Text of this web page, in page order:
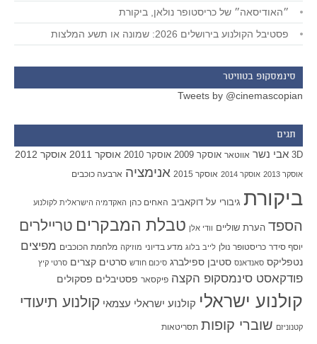
״האודיסאה״ של כריסטופר נולאן, ביקורת
פסטיבל הקולנוע בירושלים 2026: שמונה או תשע המלצות
סינמסקופ בטוויטר
Tweets by @cinemascopian
תגים
3D אבי נשר אווטאר אוסקר 2009 אוסקר 2010 אוסקר 2011 אוסקר 2012
אוסקר 2013 אוסקר 2014 אוסקר 2015 אנימציה ארבעה כוכבים
ביקורת גיבורי על דוקאביב האחים כהן האקדמיה הישראלית לקולנוע
הספד הערת שוליים וודי אלן טבלת המבקרים טריילרים
יוסף סידר כריסטופר נולן לייב בלוג מדע בדיוני מוזיקה מלחמת הכוכבים מפיצים
נטפליקס סאנדאנס סטיבן ספילברג סיכום חודש סרטים קצרים סרטי קיץ
פודקאסט סינמסקופ הקצה פיקסאר פסטיבלים פסקולים
קולנוע ישראלי קולנוע ישראלי עצמאי קולנוע תיעודי
קטנוניזם שוברי קופות תסריטאות